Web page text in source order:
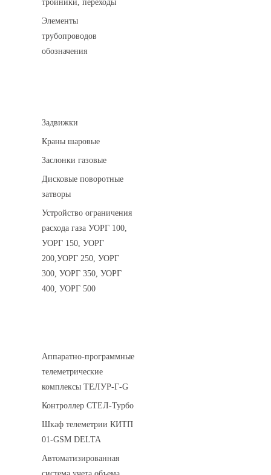
тройники, переходы
Элементы
трубопроводов
обозначения
Задвижки
Краны шаровые
Заслонки газовые
Дисковые поворотные
затворы
Устройство ограничения
расхода газа УОРГ 100,
УОРГ 150, УОРГ
200,УОРГ 250, УОРГ
300, УОРГ 350, УОРГ
400, УОРГ 500
Аппаратно-программные
телеметрические
комплексы ТЕЛУР-Г-G
Контроллер СТЕЛ-Турбо
Шкаф телеметрии КИТП
01-GSM DELTA
Автоматизированная